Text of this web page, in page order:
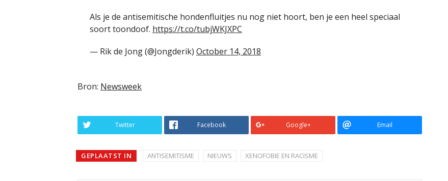
Als je de antisemitische hondenfluitjes nu nog niet hoort, ben je een heel speciaal
soort toondoof. https://t.co/tubjWKJXPC
— Rik de Jong (@Jongderik) October 14, 2018
Bron: Newsweek
Twitter Facebook Google+ Email
GEPLAATST IN ANTISEMITISME NIEUWS XENOFOBIE EN RACISME